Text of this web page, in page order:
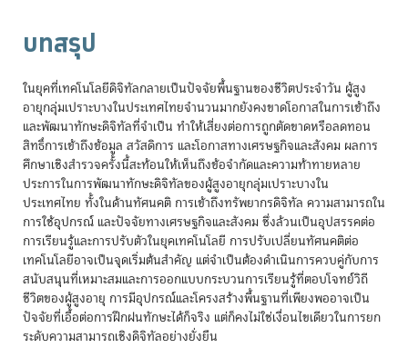
บทสรุป
ในยุคที่เทคโนโลยีดิจิทัลกลายเป็นปัจจัยพื้นฐานของชีวิตประจำวัน ผู้สูง
อายุกลุ่มเปราะบางในประเทศไทยจำนวนมากยังคงขาดโอกาสในการเข้าถึง
และพัฒนาทักษะดิจิทัลที่จำเป็น ทำให้เสี่ยงต่อการถูกตัดขาดหรือลดทอน
สิทธิ์การเข้าถึงข้อมูล สวัสดิการ และโอกาสทางเศรษฐกิจและสังคม ผลการ
ศึกษาเชิงสำรวจครั้งนี้สะท้อนให้เห็นถึงข้อจำกัดและความท้าทายหลาย
ประการในการพัฒนาทักษะดิจิทัลของผู้สูงอายุกลุ่มเปราะบางใน
ประเทศไทย ทั้งในด้านทัศนคติ การเข้าถึงทรัพยากรดิจิทัล ความสามารถใน
การใช้อุปกรณ์ และปัจจัยทางเศรษฐกิจและสังคม ซึ่งล้วนเป็นอุปสรรคต่อ
การเรียนรู้และการปรับตัวในยุคเทคโนโลยี การปรับเปลี่ยนทัศนคติต่อ
เทคโนโลยีอาจเป็นจุดเริ่มต้นสำคัญ แต่จำเป็นต้องดำเนินการควบคู่กับการ
สนับสนุนที่เหมาะสมและการออกแบบกระบวนการเรียนรู้ที่ตอบโจทย์วิถี
ชีวิตของผู้สูงอายุ การมีอุปกรณ์และโครงสร้างพื้นฐานที่เพียงพออาจเป็น
ปัจจัยที่เอื้อต่อการฝึกฝนทักษะได้ก็จริง แต่ก็คงไม่ใช่เงื่อนไขเดียวในการยก
ระดับความสามารถเชิงดิจิทัลอย่างยั่งยืน